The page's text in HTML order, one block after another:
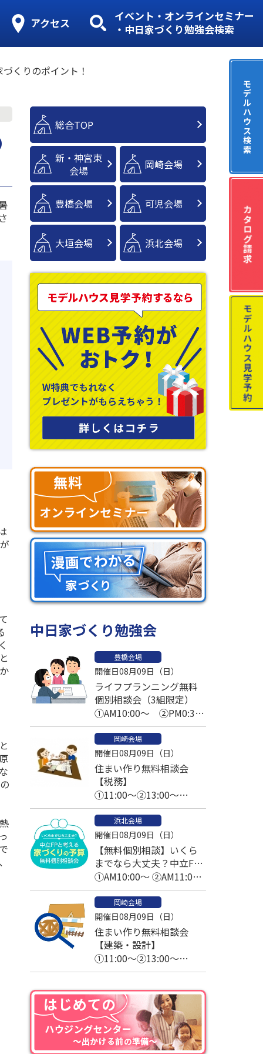
アクセス
イベント・オンラインセミナー
・中日家づくり勉強会検索
くりのポイント！
総合TOP
新・神宮東
会場
岡崎会場
豊橋会場 可児会場
大垣会場 浜北会場
中日家づくり勉強会
豊橋会場
開催日08月09日（日）
ライフプランニング無料
個別相談会（3組限定）
①AM10:00～ ②PM0:30
～ ③PM2:30～
岡崎会場
開催日08月09日（日）
住まい作り無料相談会
【税務】
①11:00～②13:00～
③14:00～④15:00～
浜北会場
開催日08月09日（日）
【無料個別相談】いくら
までなら大丈夫？中立FP
と考える家づくりの予算
①AM10:00～ ②AM11:00
～
岡崎会場
開催日08月09日（日）
住まい作り無料相談会
【建築・設計】
①11:00～②13:00～
③14:00～④15:00～
モ
デ
ル
ハ
ウ
ス
検
索